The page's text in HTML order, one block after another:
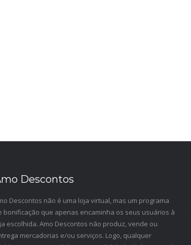
Descontos
Descontos não é uma loja virtual, mas um programa
bonificação que apenas encaminha os seus usuários à
escolhida. Amo Descontos não produz, vende ou
mercadorias e/ou serviços. Logo, qualquer